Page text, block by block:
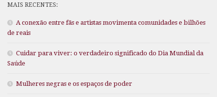
MAIS RECENTES:
A conexão entre fãs e artistas movimenta comunidades e bilhões
de reais
Cuidar para viver: o verdadeiro significado do Dia Mundial da
Saúde
Mulheres negras e os espaços de poder